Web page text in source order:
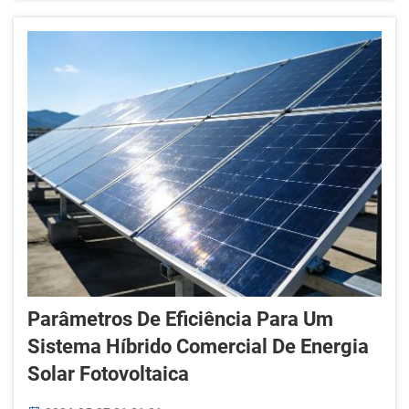
trabalho. Isso as torna extremamente fáceis de
Parâmetros De Eficiência Para Um
Sistema Híbrido Comercial De Energia
Solar Fotovoltaica